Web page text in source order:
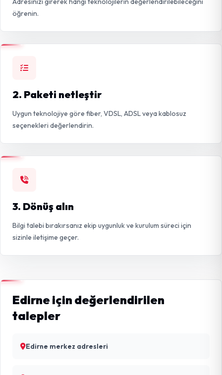
öğrenin.
2. Paketi netleştir
Uygun teknolojiye göre fiber, VDSL, ADSL veya kablosuz
seçenekleri değerlendirin.
3. Dönüş alın
Bilgi talebi bırakırsanız ekip uygunluk ve kurulum süreci için
sizinle iletişime geçer.
Edirne için değerlendirilen
talepler
Edirne merkez adresleri